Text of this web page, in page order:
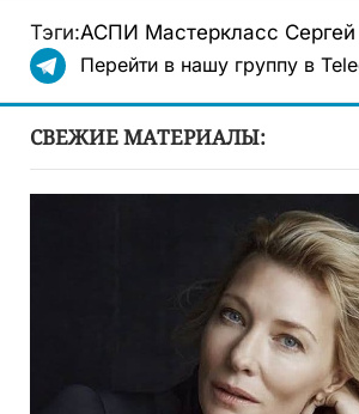
Тэги:АСПИ Мастеркласс
Перейти в нашу группу в
СВЕЖИЕ МАТЕРИАЛЫ: